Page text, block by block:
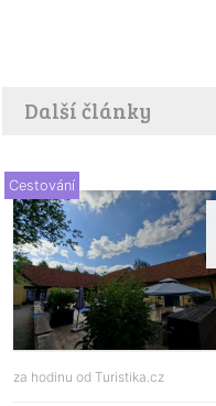
Další články
Cestování
za hodinu od Turistika.cz